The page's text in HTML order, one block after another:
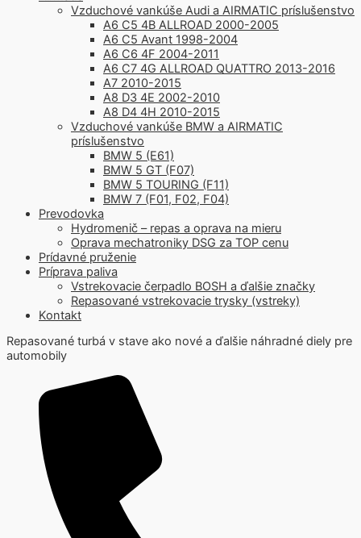
Vzduchové vankúše Audi a AIRMATIC príslušenstvo
A6 C5 4B ALLROAD 2000-2005
A6 C5 Avant 1998-2004
A6 C6 4F 2004-2011
A6 C7 4G ALLROAD QUATTRO 2013-2016
A7 2010-2015
A8 D3 4E 2002-2010
A8 D4 4H 2010-2015
Vzduchové vankúše BMW a AIRMATIC
príslušenstvo
BMW 5 (E61)
BMW 5 GT (F07)
BMW 5 TOURING (F11)
BMW 7 (F01, F02, F04)
Prevodovka
Hydromenič – repas a oprava na mieru
Oprava mechatroniky DSG za TOP cenu
Prídavné pruženie
Príprava paliva
Vstrekovacie čerpadlo BOSH a ďalšie značky
Repasované vstrekovacie trysky (vstreky)
Kontakt
Repasované turbá v stave ako nové a ďalšie náhradné diely pre
automobily